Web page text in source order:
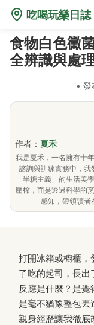
吃喝玩樂日誌
食物白色黴
全辨識與處
• 發
作者： 夏禾
我是夏禾，一名擁有十
諮詢與訓練實務中，我
「半糖主義」的生活美
壓榨，而是透過科學的
感知，帶領讀者
打開冰箱或櫥櫃，
了吃的起司，長
反應是什麼？是
是毫不猶豫整包
親身經歷讓我徹底